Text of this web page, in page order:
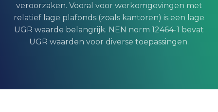
veroorzaken. Vooral voor werkomgevingen met
relatief lage plafonds (zoals kantoren) is een lage
UGR waarde belangrijk. NEN norm 12464-1 bevat
UGR waarden voor diverse toepassingen.